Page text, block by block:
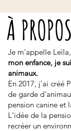
À PROPOS
Je m'appelle Leïla,
mon enfance, je
animaux.
En 2017, j'ai créé
de garde
pension canine et
L'idée de la
recréer un